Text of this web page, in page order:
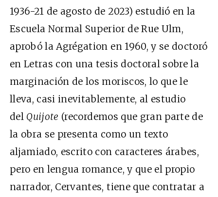
1936-21 de agosto de 2023) estudió en la
Escuela Normal Superior de Rue Ulm,
aprobó la Agrégation en 1960, y se doctoró
en Letras con una tesis doctoral sobre la
marginación de los moriscos, lo que le
lleva, casi inevitablemente, al estudio
del Quijote (recordemos que gran parte de
la obra se presenta como un texto
aljamiado, escrito con caracteres árabes,
pero en lengua romance, y que el propio
narrador, Cervantes, tiene que contratar a